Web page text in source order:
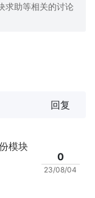
求助等相关的讨论
回复
模块
0
23/08/04